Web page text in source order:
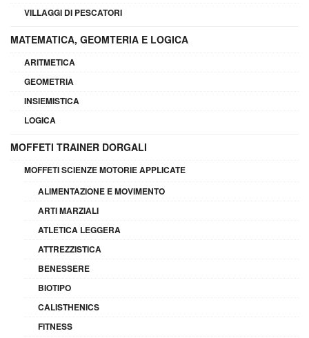
VILLAGGI DI PESCATORI
MATEMATICA, GEOMTERIA E LOGICA
ARITMETICA
GEOMETRIA
INSIEMISTICA
LOGICA
MOFFETI TRAINER DORGALI
MOFFETI SCIENZE MOTORIE APPLICATE
ALIMENTAZIONE E MOVIMENTO
ARTI MARZIALI
ATLETICA LEGGERA
ATTREZZISTICA
BENESSERE
BIOTIPO
CALISTHENICS
FITNESS